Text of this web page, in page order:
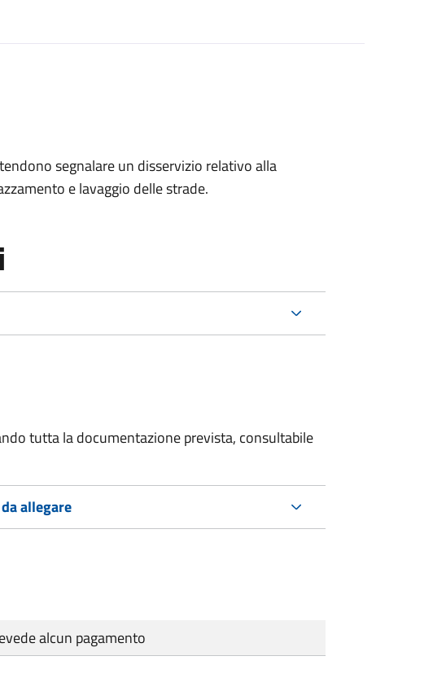
segnalare un disservizio relativo alla
e lavaggio delle strade.
tutta la documentazione prevista, consultabile
allegare
alcun pagamento